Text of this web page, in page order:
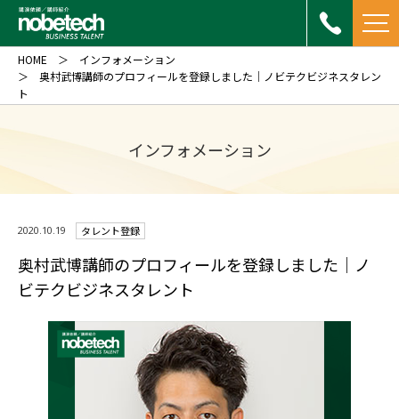
インフォメーション
HOME
インフォメーション
奥村武博講師のプロフィールを登録しました｜ノビテクビジネスタレン
ト
2020.10.19 タレント登録
奥村武博講師のプロフィールを登録しました｜ノ
ビテクビジネスタレント